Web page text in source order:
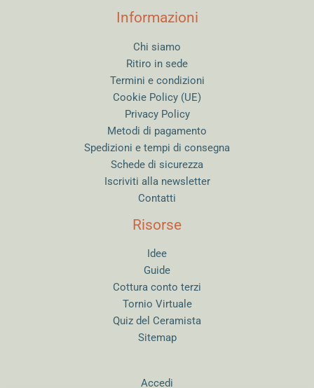
Informazioni
Chi siamo
Ritiro in sede
Termini e condizioni
Cookie Policy (UE)
Privacy Policy
Metodi di pagamento
Spedizioni e tempi di consegna
Schede di sicurezza
Iscriviti alla newsletter
Contatti
Risorse
Idee
Guide
Cottura conto terzi
Tornio Virtuale
Quiz del Ceramista
Sitemap
Accedi